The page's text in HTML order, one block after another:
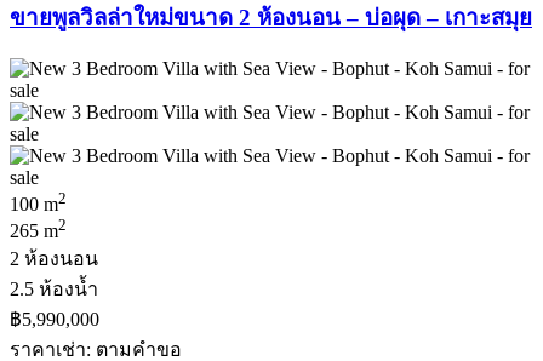
ขายพูลวิลล่าใหม่ขนาด 2 ห้องนอน – บ่อผุด – เกาะสมุย
100 m2
265 m2
2 ห้องนอน
2.5 ห้องน้ำ
฿5,990,000
ราคาเช่า: ตามคําขอ